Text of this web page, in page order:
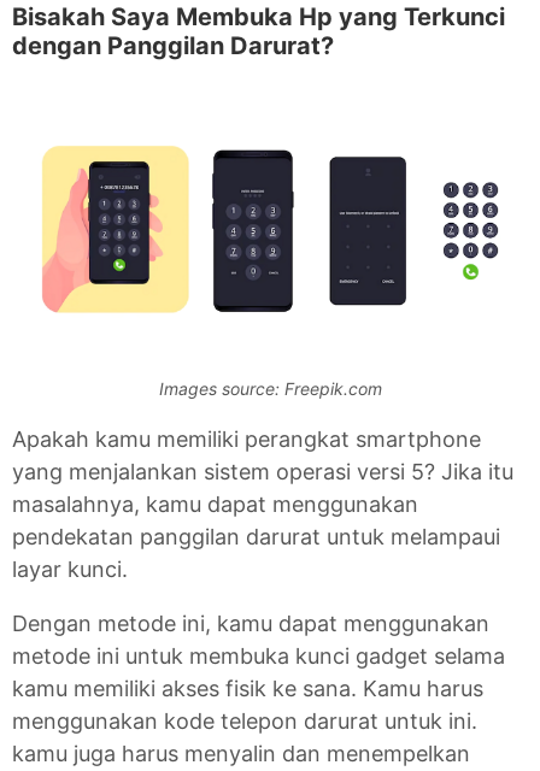
Bisakah Saya Membuka Hp yang Terkunci
dengan Panggilan Darurat?
Images source: Freepik.com
Apakah kamu memiliki perangkat smartphone
yang menjalankan sistem operasi versi 5? Jika itu
masalahnya, kamu dapat menggunakan
pendekatan panggilan darurat untuk melampaui
layar kunci.
Dengan metode ini, kamu dapat menggunakan
metode ini untuk membuka kunci gadget selama
kamu memiliki akses fisik ke sana. Kamu harus
menggunakan kode telepon darurat untuk ini.
kamu juga harus menyalin dan menempelkan